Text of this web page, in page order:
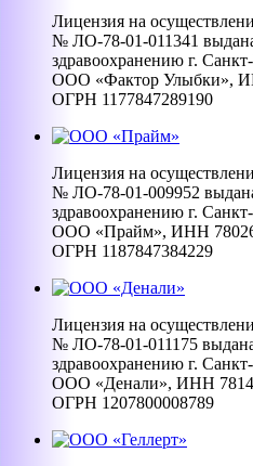
Лицензия на
№ ЛО-78-01-011341
здравоохранению г.
ООО «Фактор Улыбки»,
ОГРН 1177847289190
Лицензия на
№ ЛО-78-01-009952
здравоохранению г.
ООО «Прайм», ИНН
ОГРН 1187847384229
Лицензия на
№ ЛО-78-01-011175
здравоохранению г.
ООО «Денали», ИНН
ОГРН 1207800008789